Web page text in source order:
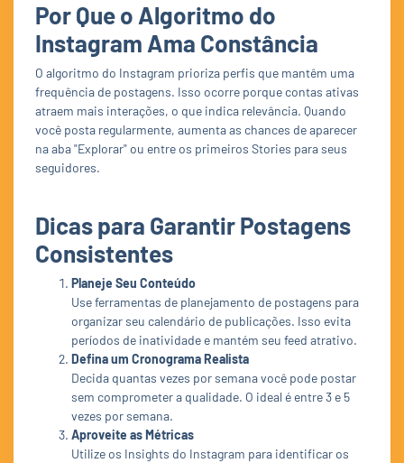
Por Que o Algoritmo do
Instagram Ama Constância
O algoritmo do Instagram prioriza perfis que mantêm uma
frequência de postagens. Isso ocorre porque contas ativas
atraem mais interações, o que indica relevância. Quando
você posta regularmente, aumenta as chances de aparecer
na aba "Explorar" ou entre os primeiros Stories para seus
seguidores.
Dicas para Garantir Postagens
Consistentes
Planeje Seu Conteúdo
Use ferramentas de planejamento de postagens para
organizar seu calendário de publicações. Isso evita
períodos de inatividade e mantém seu feed atrativo.
Defina um Cronograma Realista
Decida quantas vezes por semana você pode postar
sem comprometer a qualidade. O ideal é entre 3 e 5
vezes por semana.
Aproveite as Métricas
Utilize os Insights do Instagram para identificar os